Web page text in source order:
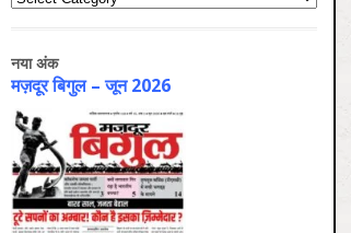
नया अंक
मज़दूर बिगुल – जून 2026